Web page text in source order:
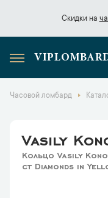
Скидки на
Скидки на
Часовой ломбард
Vasily
Кольцо Vasily
ct Diamonds in